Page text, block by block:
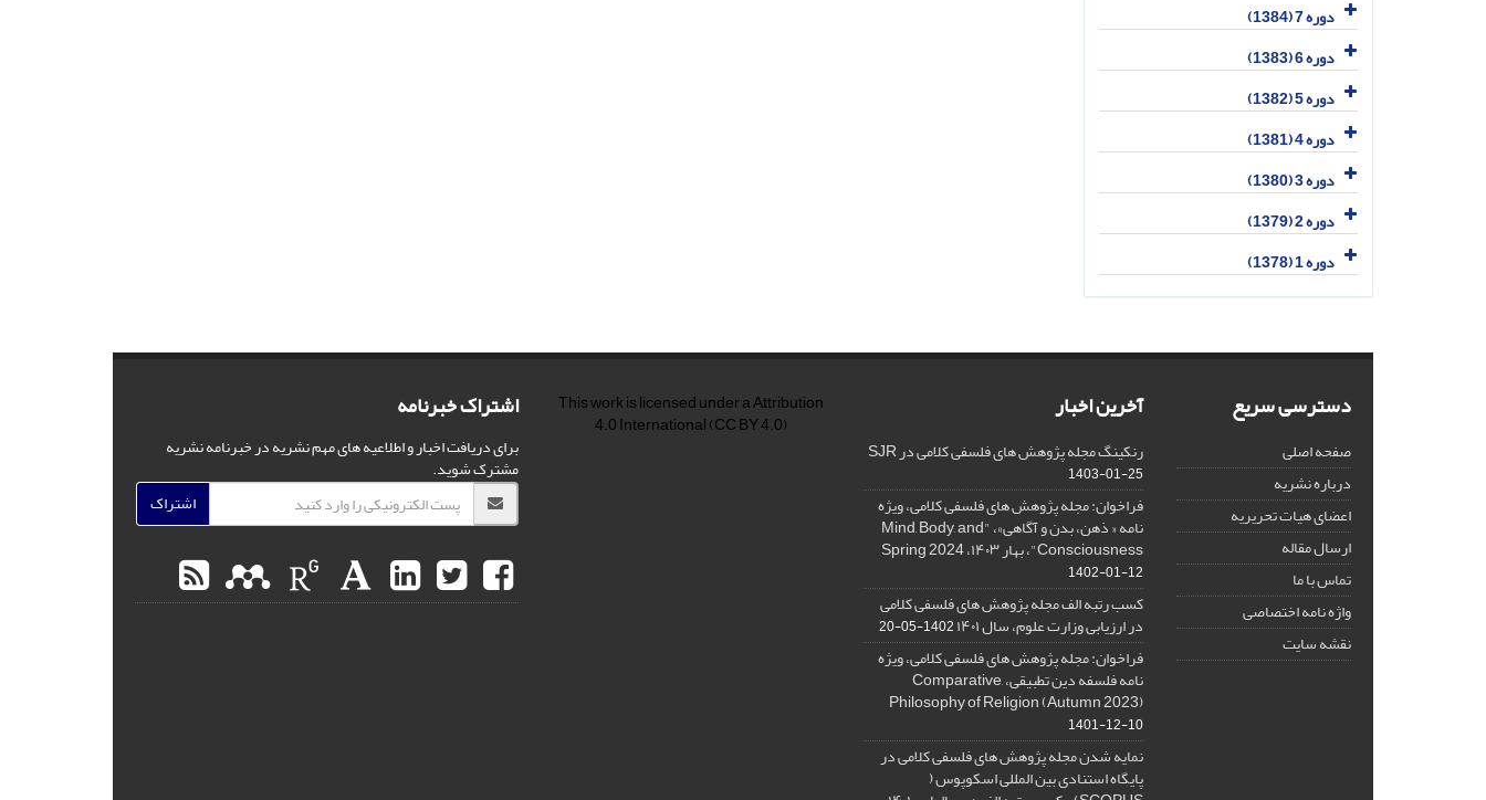
دوره 7 (1384)
دوره 6 (1383)
دوره 5 (1382)
دوره 4 (1381)
دوره 3 (1380)
دوره 2 (1379)
دوره 1 (1378)
دسترسی سریع
صفحه اصلی
درباره نشریه
اعضای هیات تحریریه
ارسال مقاله
تماس با ما
واژه نامه اختصاصی
نقشه سایت
آخرین اخبار
رنکینگ مجله پژوهش های فلسفی کلامی در SJR
1403-01-25
فراخوان: مجله پژوهش های فلسفی کلامی، ویژه
نامه « ذهن، بدن و آگاهی»، "Mind, Body, and
Consciousness"، بهار ۱۴۰۳، Spring 2024
1402-01-12
کسب رتبه الف مجله پژوهش های فلسفی کلامی
در ارزیابی وزارت علوم، سال ۱۴۰۱ 1402-05-20
فراخوان: مجله پژوهش های فلسفی کلامی، ویژه
نامه فلسفه دین تطبیقی، ,Comparative
Philosophy of Religion (Autumn 2023)
1401-12-10
نمایه شدن مجله پژوهش های فلسفی کلامی در
پایگاه استنادی بین المللی اسکوپوس (
This work is licensed under aAttribution
4.0 International(CC BY 4.0) اشتراک خبرنامه
برای دریافت اخبار و اطلاعیه های مهم نشریه در خبرنامه نشریه
مشترک شوید.
اشتراک